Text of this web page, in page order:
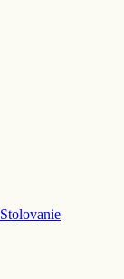
Stolovanie